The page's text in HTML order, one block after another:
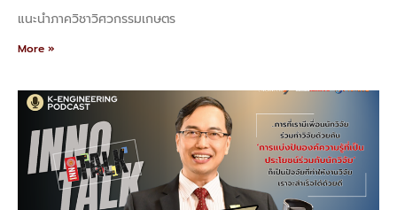
แนะนำภาควิชาวิศวกรรมเกษตร
More »